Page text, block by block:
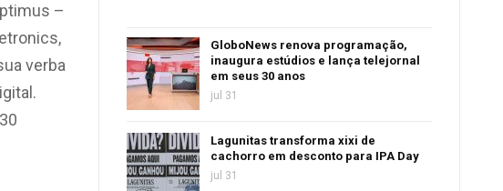
–
verba
GloboNews renova programação,
inaugura estúdios e lança telejornal
em seus 30 anos
jul 31
Lagunitas transforma xixi de
cachorro em desconto para IPA Day
jul 31